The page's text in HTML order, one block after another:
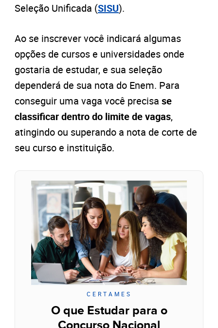
Seleção Unificada (SISU).
Ao se inscrever você indicará algumas
opções de cursos e universidades onde
gostaria de estudar, e sua seleção
dependerá de sua nota do Enem. Para
conseguir uma vaga você precisa se
classificar dentro do limite de vagas,
atingindo ou superando a nota de corte de
seu curso e instituição.
CERTAMES
O que Estudar para o